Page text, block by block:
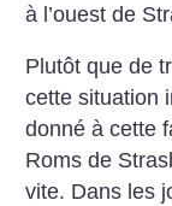
à l’ouest de
Plutôt que de
cette situation
donné à cette
Roms de
vite. Dans les